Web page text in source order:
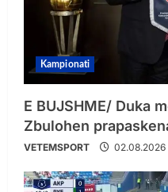
Kampionati
E BUJSHME/ Duka
Zbulohen
VETEMSPORT 02.08.2026